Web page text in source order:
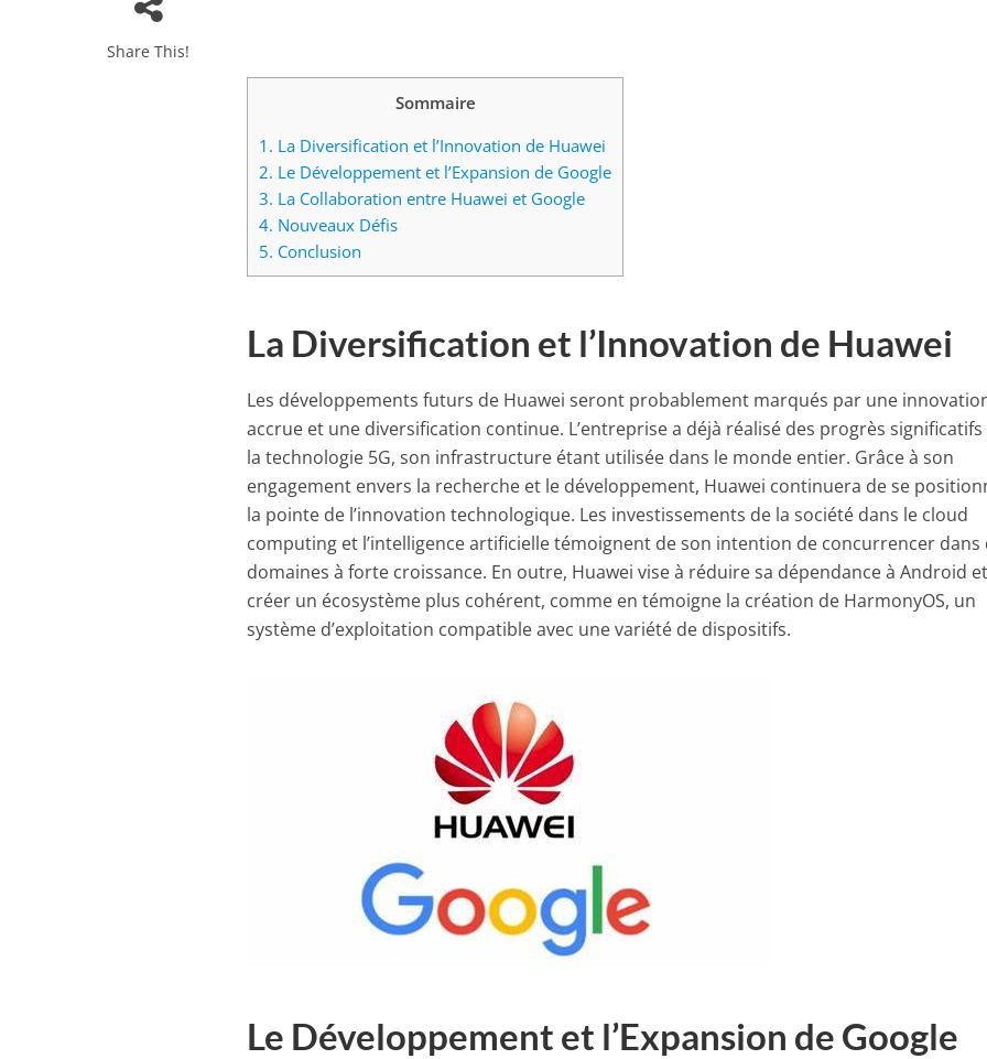
Share This!
Sommaire
1. La Diversification et l’Innovation de Huawei
2. Le Développement et l’Expansion de Google
3. La Collaboration entre Huawei et Google
4. Nouveaux Défis
5. Conclusion
La Diversification et l’Innovation de Huawei
Les développements futurs de Huawei seront probablement marqués par une
accrue et une diversification continue. L’entreprise a déjà réalisé des progrès
la technologie 5G, son infrastructure étant utilisée dans le monde entier. Grâce à son
engagement envers la recherche et le développement, Huawei continuera de se
la pointe de l’innovation technologique. Les investissements de la société dans le cloud
computing et l’intelligence artificielle témoignent de son intention de concurrencer dans
domaines à forte croissance. En outre, Huawei vise à réduire sa dépendance à Android
créer un écosystème plus cohérent, comme en témoigne la création de HarmonyOS, un
système d’exploitation compatible avec une variété de dispositifs.
Le Développement et l’Expansion de Google